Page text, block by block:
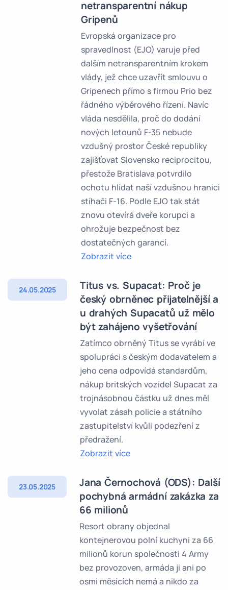
netransparentní nákup
Gripenů
Evropská organizace pro
spravedlnost (EJO) varuje před
dalším netransparentním krokem
vlády, jež chce uzavřít smlouvu o
Gripenech přímo s firmou Prio bez
řádného výběrového řízení. Navíc
vláda nesdělila, proč do dodání
nových letounů F-35 nebude
vzdušný prostor České republiky
zajišťovat Slovensko reciprocitou,
přestože Bratislava potvrdilo
ochotu hlídat naší vzdušnou hranici
stíhači F-16. Podle EJO tak stát
znovu otevírá dveře korupci a
ohrožuje bezpečnost bez
dostatečných garancí.
Zobrazit více
24.05.2025
Titus vs. Supacat: Proč je
český obrněnec přijatelnější a
u drahých Supacatů už mělo
být zahájeno vyšetřování
Zatímco obrněný Titus se vyrábí ve
spolupráci s českým dodavatelem a
jeho cena odpovídá standardům,
nákup britských vozidel Supacat za
trojnásobnou částku už dnes měl
vyvolat zásah policie a státního
zastupitelství kvůli podezření z
předražení.
Zobrazit více
23.05.2025
Jana Černochová (ODS): Další
pochybná armádní zakázka za
66 milionů
Resort obrany objednal
kontejnerovou polní kuchyni za 66
milionů korun společnosti 4 Army
bez provozoven, armáda ji ani po
osmi měsících nemá a nikdo za